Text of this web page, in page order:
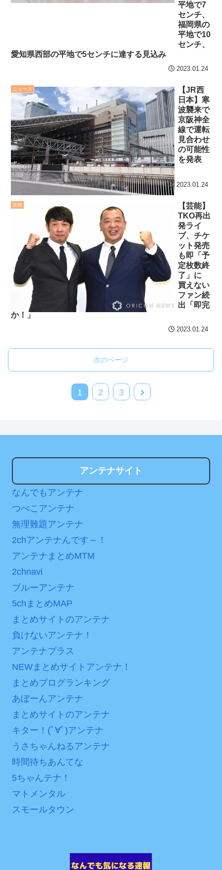
平地で7
センチ、
福岡県の
平地で10
センチ、
愛知県西部の平地で5センチに達する見込み
2023.01.24
ニュース
【JR西
日本】寒
波襲来で
京阪神全
線で運転
見合わせ
の可能性
を発表
2023.01.24
芸能
【芸能】
TKO再出
発ライ
ブ、チケ
ット発売
も即「予
定枚数終
了」に
買えない
ファン続
出「即完
か！」
2023.01.24
次のページ
1 2 3
アンテナサイト
なんでもアンテナ
つべこアンテナ
無理難題アンテナ
2chアンテナんです～！
アンテナまとめMTM
2chnavi
ブルーアンテナ
5chまとめMAP
まとめサイトのアンテナ
負けないアンテナ！
アンテナプラス
NEWまとめサイトアンテナ！
まとめブログランキング
あぼーんアンテナ
まとめサイトのアンテナ
キター！(ﾟ∀ﾟ)アンテナ
うさちゃんねるアンテナ
時間待ちあんてな
5ちゃんテナ！
マトメンタル
スモールタウン